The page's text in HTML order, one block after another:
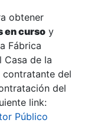
obtener
en curso y
Fábrica
Casa de la
contratante del
del
link:
Público